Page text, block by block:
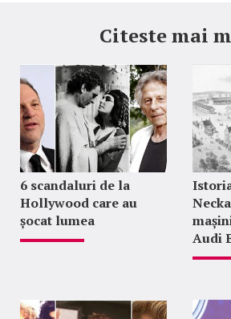
Citeste mai
6 scandaluri de la
Hollywood care au
șocat lumea
Audi